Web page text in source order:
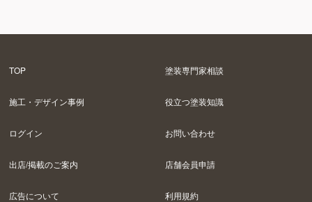
TOP 塗装専門家相談
施工・デザイン事例 役立つ塗装知識
ログイン お問い合わせ
出店/掲載のご案内 店舗会員申請
広告について 利用規約